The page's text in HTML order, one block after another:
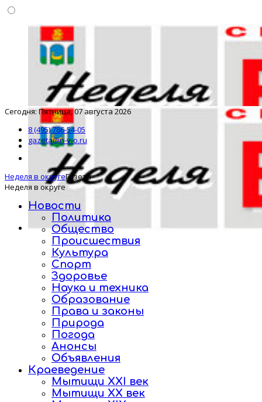
Сегодня: Пятница, 07 августа 2026
8 (495) 786-54-05
gazeta@n-v-o.ru
Неделя в округеГазета
Неделя в округе
Новости
Политика
Общество
Происшествия
Культура
Спорт
Здоровье
Наука и техника
Образование
Права и законы
Природа
Погода
Анонсы
Объявления
Краеведение
Мытищи XXI век
Мытищи XX век